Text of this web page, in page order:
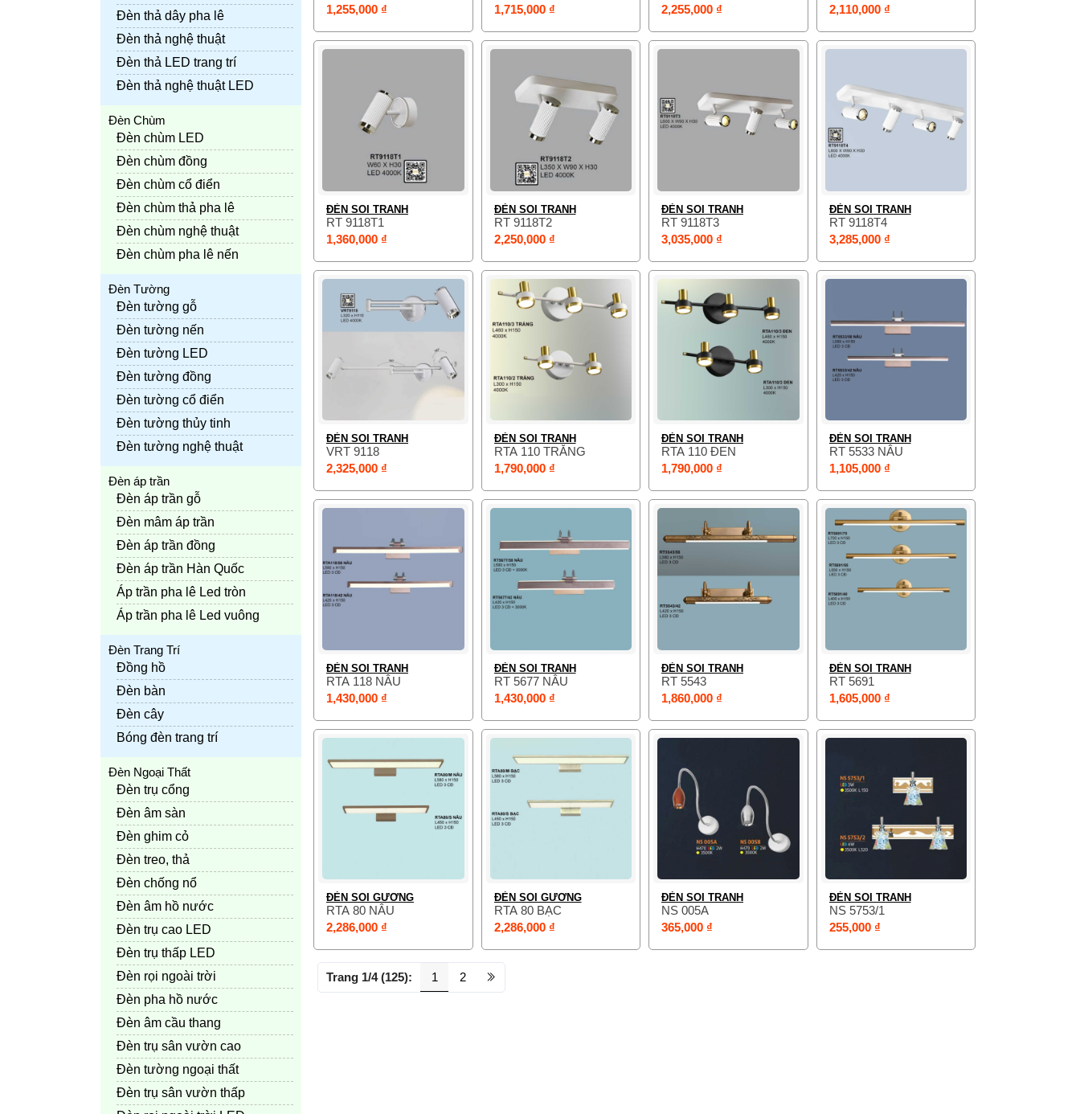
1,255,000 ₫
1,715,000 ₫
2,255,000 ₫
2,110,000 ₫
ĐÈN SOI TRANH
RT 9118T1
1,360,000 ₫
ĐÈN SOI TRANH
RT 9118T2
2,250,000 ₫
ĐÈN SOI TRANH
RT 9118T3
3,035,000 ₫
ĐÈN SOI TRANH
RT 9118T4
3,285,000 ₫
ĐÈN SOI TRANH
VRT 9118
2,325,000 ₫
ĐÈN SOI TRANH
RTA 110 TRẮNG
1,790,000 ₫
ĐÈN SOI TRANH
RTA 110 ĐEN
1,790,000 ₫
ĐÈN SOI TRANH
RT 5533 NÂU
1,105,000 ₫
ĐÈN SOI TRANH
RTA 118 NÂU
1,430,000 ₫
ĐÈN SOI TRANH
RT 5677 NÂU
1,430,000 ₫
ĐÈN SOI TRANH
RT 5543
1,860,000 ₫
ĐÈN SOI TRANH
RT 5691
1,605,000 ₫
ĐÈN SOI GƯƠNG
RTA 80 NÂU
2,286,000 ₫
ĐÈN SOI GƯƠNG
RTA 80 BẠC
2,286,000 ₫
ĐÈN SOI TRANH
NS 005A
365,000 ₫
ĐÈN SOI TRANH
NS 5753/1
255,000 ₫
Trang 1/4 (125): 1 2
Đèn thả dây pha lê
Đèn thả nghệ thuật
Đèn thả LED trang trí
Đèn thả nghệ thuật LED
Đèn Chùm
Đèn chùm LED
Đèn chùm đồng
Đèn chùm cổ điển
Đèn chùm thả pha lê
Đèn chùm nghệ thuật
Đèn chùm pha lê nến
Đèn Tường
Đèn tường gỗ
Đèn tường nến
Đèn tường LED
Đèn tường đồng
Đèn tường cổ điển
Đèn tường thủy tinh
Đèn tường nghệ thuật
Đèn áp trần
Đèn áp trần gỗ
Đèn mâm áp trần
Đèn áp trần đồng
Đèn áp trần Hàn Quốc
Áp trần pha lê Led tròn
Áp trần pha lê Led vuông
Đèn Trang Trí
Đồng hồ
Đèn bàn
Đèn cây
Bóng đèn trang trí
Đèn Ngoại Thất
Đèn trụ cổng
Đèn âm sàn
Đèn ghim cỏ
Đèn treo, thả
Đèn chống nổ
Đèn âm hồ nước
Đèn trụ cao LED
Đèn trụ thấp LED
Đèn rọi ngoài trời
Đèn pha hồ nước
Đèn âm cầu thang
Đèn trụ sân vườn cao
Đèn tường ngoại thất
Đèn trụ sân vườn thấp